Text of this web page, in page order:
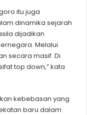
itu juga
dinamika sejarah
dijadikan
Melalui
secara masif. Di
top down,” kata
kebebasan yang
baru dalam